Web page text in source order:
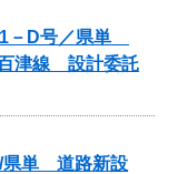
－D号／県単
津線 設計委託
/県単 道路新設